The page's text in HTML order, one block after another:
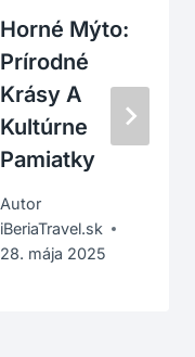
Horné Mýto:
Prírodné
Krásy A
Kultúrne
Pamiatky
Autor
iBeriaTravel.sk
28. mája 2025